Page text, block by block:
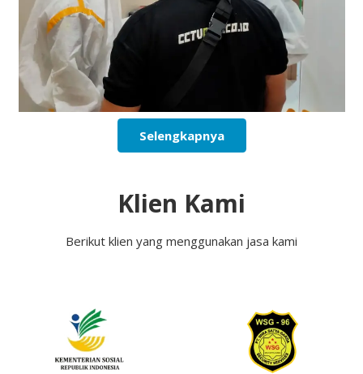
Selengkapnya
Klien Kami
Berikut klien yang menggunakan jasa kami